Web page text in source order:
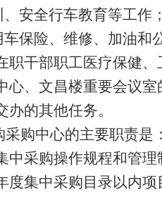
安全行车教育等工
保险、维修、加油和
干部职工医疗保健
、文昌楼重要会议
的其他任务。
采购中心的主要职责是
中采购操作规程和管
度集中采购目录以内